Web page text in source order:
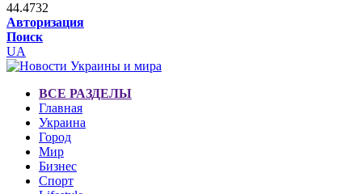
44.4732
Авторизация
Поиск
UA
ВСЕ РАЗДЕЛЫ
Главная
Украина
Город
Мир
Бизнес
Спорт